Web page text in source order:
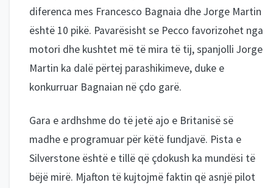
diferenca mes Francesco Bagnaia dhe Jorge Martin
është 10 pikë. Pavarësisht se Pecco favorizohet nga
motori dhe kushtet më të mira të tij, spanjolli Jorge
Martin ka dalë përtej parashikimeve, duke e
konkurruar Bagnaian në çdo garë.
Gara e ardhshme do të jetë ajo e Britanisë së
madhe e programuar për këtë fundjavë. Pista e
Silverstone është e tillë që çdokush ka mundësi të
bëjë mirë. Mjafton të kujtojmë faktin që asnjë pilot